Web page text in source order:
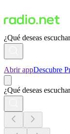
¿Qué deseas
Abrir appDescubre
¿Qué deseas